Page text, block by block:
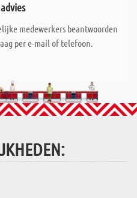
medewerkers beantwoorden
per e-mail of telefoon.